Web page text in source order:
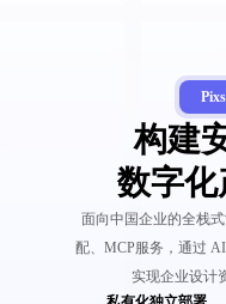
构建
数字化
面向中国企业的全栈
配、MCP服务，通过
实现企业设计